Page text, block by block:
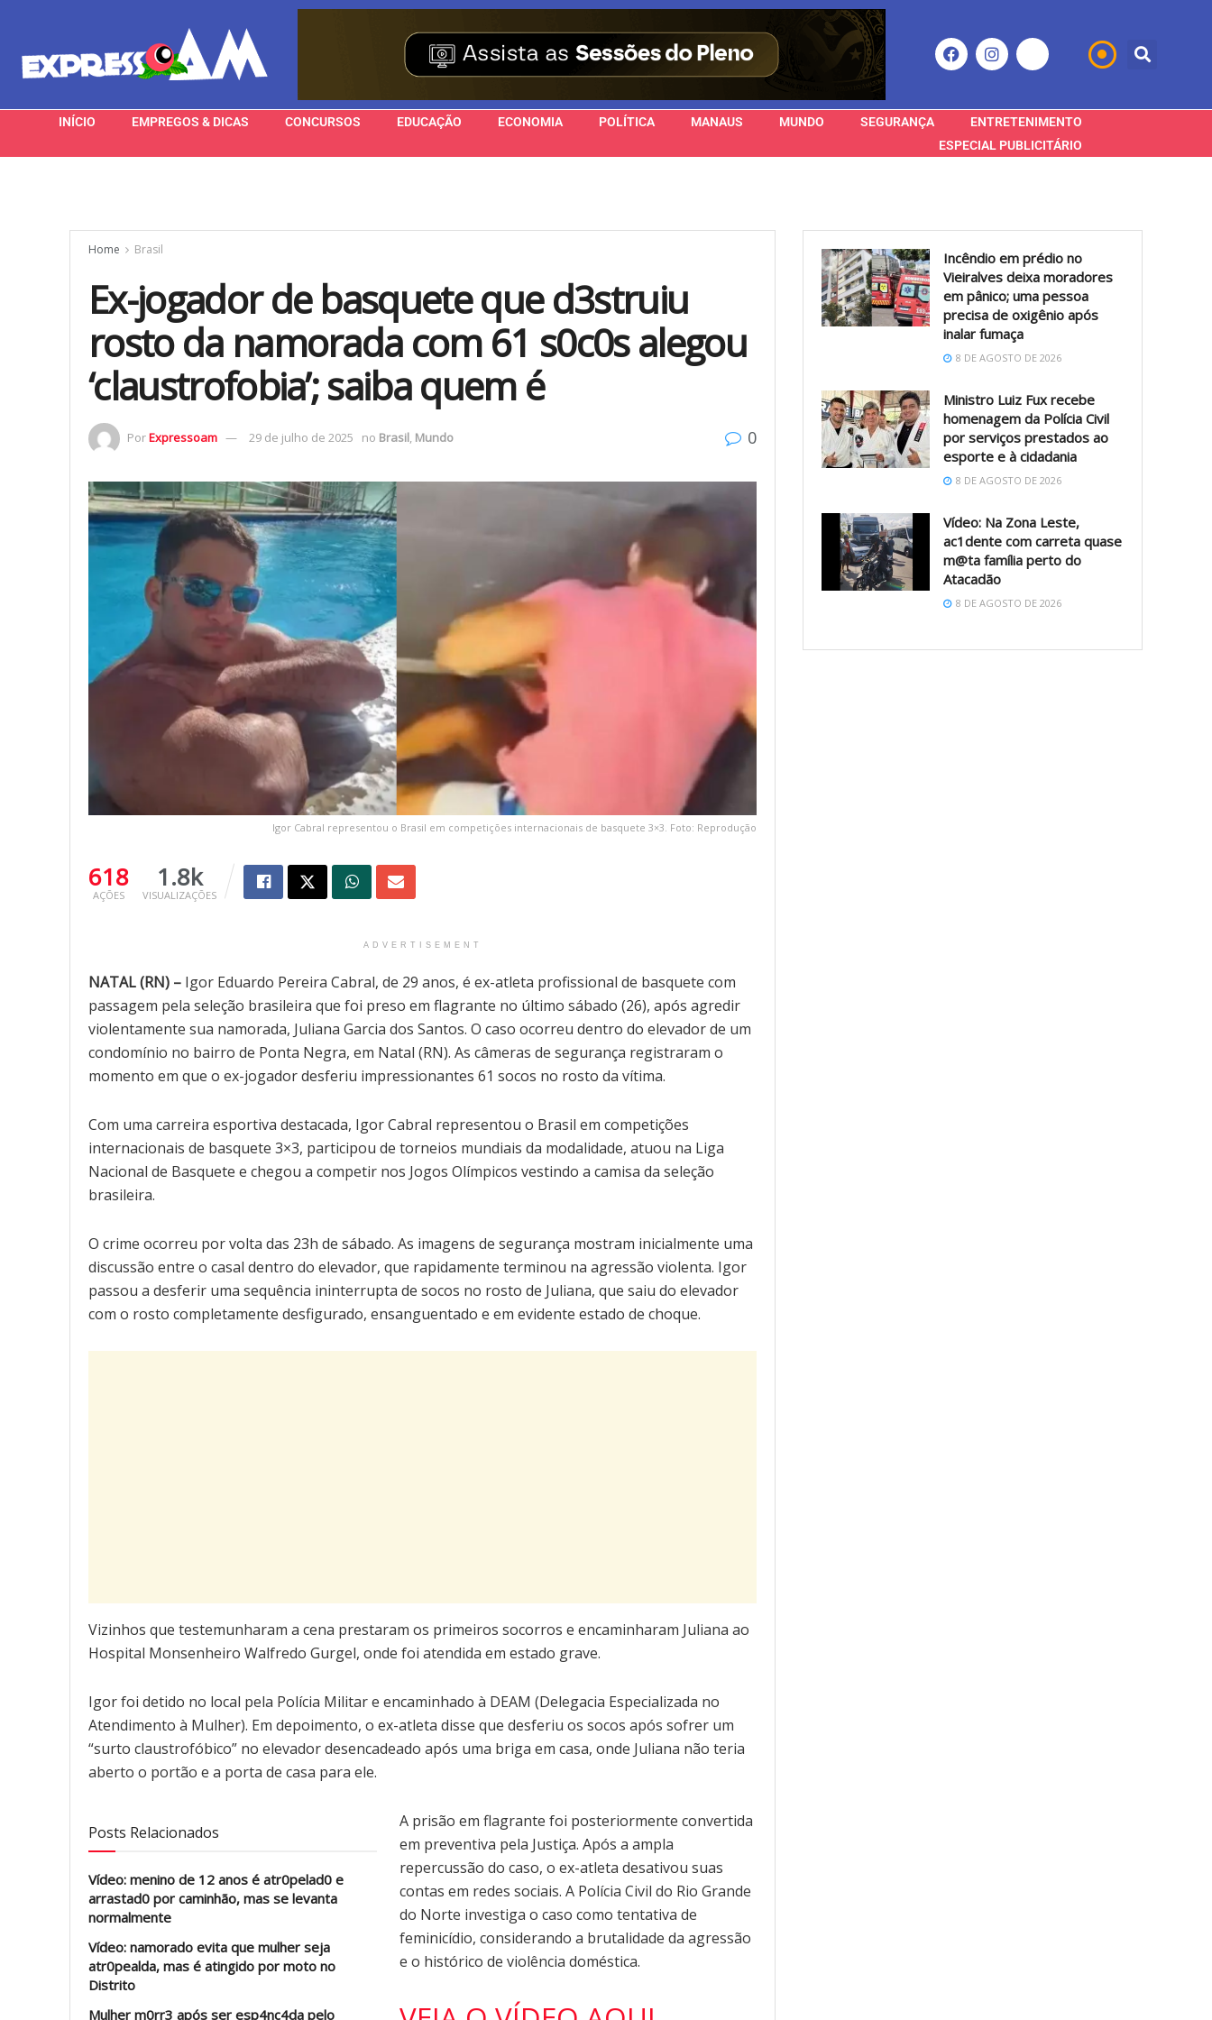
INÍCIO EMPREGOS & DICAS CONCURSOS EDUCAÇÃO ECONOMIA POLÍTICA MANAUS MUNDO SEGURANÇA
ENTRETENIMENTO
ESPECIAL PUBLICITÁRIO
Home Brasil
Ex-jogador de basquete que d3struiu
rosto da namorada com 61 s0c0s alegou
‘claustrofobia’; saiba quem é
PorExpressoam 29 de julho de 2025 no Brasil, Mundo 0
Igor Cabral representou o Brasil em competições internacionais de basquete 3×3. Foto: Reprodução
618
AÇÕES
1.8k
VISUALIZAÇÕES
ADVERTISEMENT
NATAL (RN) – Igor Eduardo Pereira Cabral, de 29 anos, é ex-atleta profissional de basquete com
passagem pela seleção brasileira que foi preso em flagrante no último sábado (26), após agredir
violentamente sua namorada, Juliana Garcia dos Santos. O caso ocorreu dentro do elevador de um
condomínio no bairro de Ponta Negra, em Natal (RN). As câmeras de segurança registraram o
momento em que o ex-jogador desferiu impressionantes 61 socos no rosto da vítima.
Com uma carreira esportiva destacada, Igor Cabral representou o Brasil em competições
internacionais de basquete 3×3, participou de torneios mundiais da modalidade, atuou na Liga
Nacional de Basquete e chegou a competir nos Jogos Olímpicos vestindo a camisa da seleção
brasileira.
O crime ocorreu por volta das 23h de sábado. As imagens de segurança mostram inicialmente uma
discussão entre o casal dentro do elevador, que rapidamente terminou na agressão violenta. Igor
passou a desferir uma sequência ininterrupta de socos no rosto de Juliana, que saiu do elevador
com o rosto completamente desfigurado, ensanguentado e em evidente estado de choque.
Vizinhos que testemunharam a cena prestaram os primeiros socorros e encaminharam Juliana ao
Hospital Monsenheiro Walfredo Gurgel, onde foi atendida em estado grave.
Igor foi detido no local pela Polícia Militar e encaminhado à DEAM (Delegacia Especializada no
Atendimento à Mulher). Em depoimento, o ex-atleta disse que desferiu os socos após sofrer um
“surto claustrofóbico” no elevador desencadeado após uma briga em casa, onde Juliana não teria
aberto o portão e a porta de casa para ele.
Posts Relacionados
Vídeo: menino de 12 anos é atr0pelad0 e
arrastad0 por caminhão, mas se levanta
normalmente
Vídeo: namorado evita que mulher seja
atr0pealda, mas é atingido por moto no
Distrito
Mulher m0rr3 após ser esp4nc4da pelo
A prisão em flagrante foi posteriormente convertida
em preventiva pela Justiça. Após a ampla
repercussão do caso, o ex-atleta desativou suas
contas em redes sociais. A Polícia Civil do Rio Grande
do Norte investiga o caso como tentativa de
feminicídio, considerando a brutalidade da agressão
e o histórico de violência doméstica.
Incêndio em prédio no
Vieiralves deixa moradores
em pânico; uma pessoa
precisa de oxigênio após
inalar fumaça
8 DE AGOSTO DE 2026
Ministro Luiz Fux recebe
homenagem da Polícia Civil
por serviços prestados ao
esporte e à cidadania
8 DE AGOSTO DE 2026
Vídeo: Na Zona Leste,
ac1dente com carreta quase
m@ta família perto do
Atacadão
8 DE AGOSTO DE 2026